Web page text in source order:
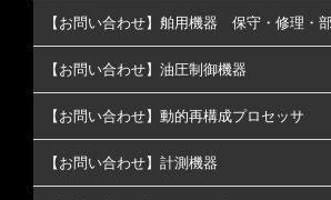
【お問い合わせ】舶用機器 保守・修理・
【お問い合わせ】油圧制御機器
【お問い合わせ】動的再構成プロセッサ
【お問い合わせ】計測機器